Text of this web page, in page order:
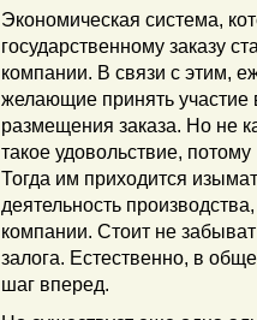
Экономическая система,
государственному заказу
компании. В связи с этим,
желающие принять участие
размещения заказа. Но не
такое удовольствие,
Тогда им приходится
деятельность
компании. Стоит не
залога. Естественно, в
шаг вперед.